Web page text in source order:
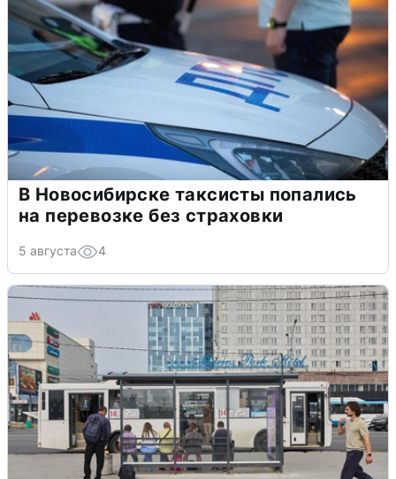
В Новосибирске таксисты попались
на перевозке без страховки
5 августа 4